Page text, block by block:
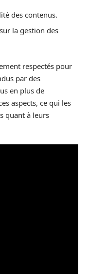
des contenus.
la gestion des
respectés pour
par des
en plus de
aspects, ce qui les
quant à leurs